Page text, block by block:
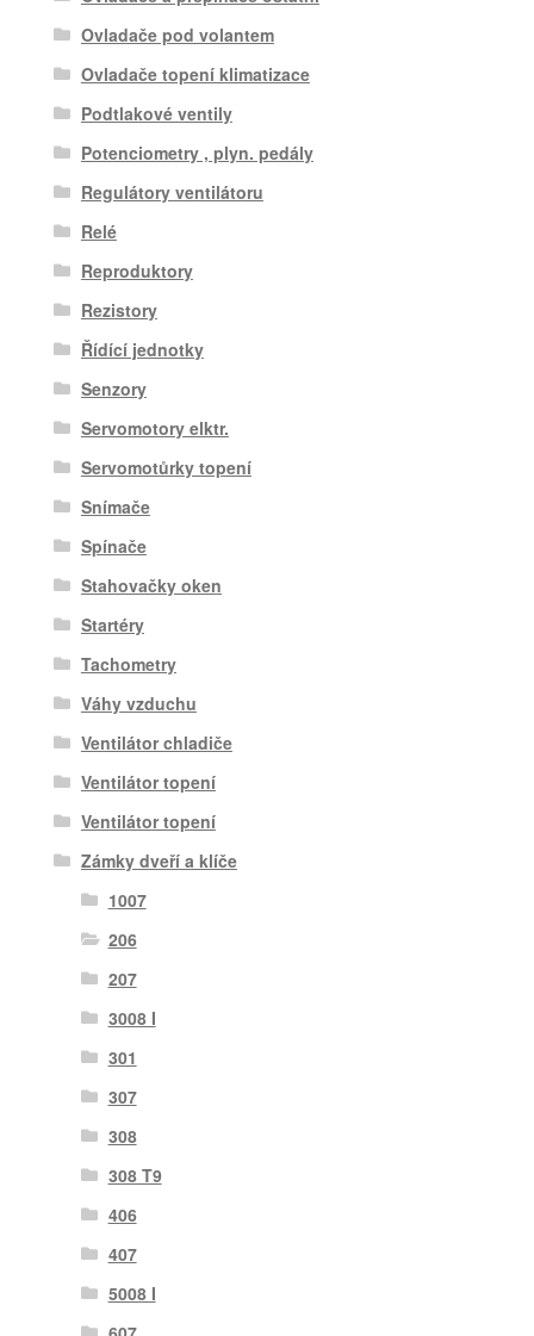
Ovladače pod volantem
Ovladače topení klimatizace
Podtlakové ventily
Potenciometry , plyn. pedály
Regulátory ventilátoru
Relé
Reproduktory
Rezistory
Řídící jednotky
Senzory
Servomotory elktr.
Servomotůrky topení
Snímače
Spínače
Stahovačky oken
Startéry
Tachometry
Váhy vzduchu
Ventilátor chladiče
Ventilátor topení
Ventilátor topení
Zámky dveří a klíče
1007
206
207
3008 I
301
307
308
308 T9
406
407
5008 I